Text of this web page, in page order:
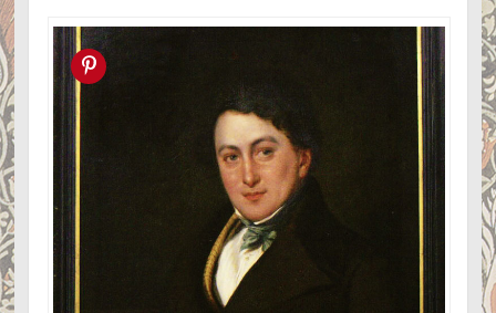
Pin this!